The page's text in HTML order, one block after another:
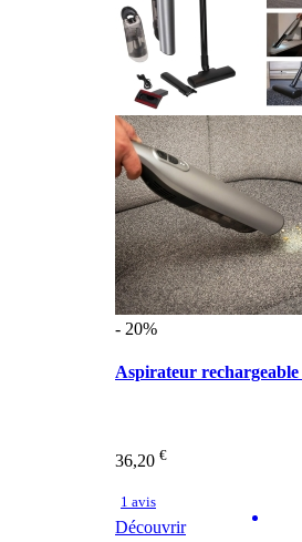
- 20%
Aspirateur
36,20 €
1 avis
Découvrir